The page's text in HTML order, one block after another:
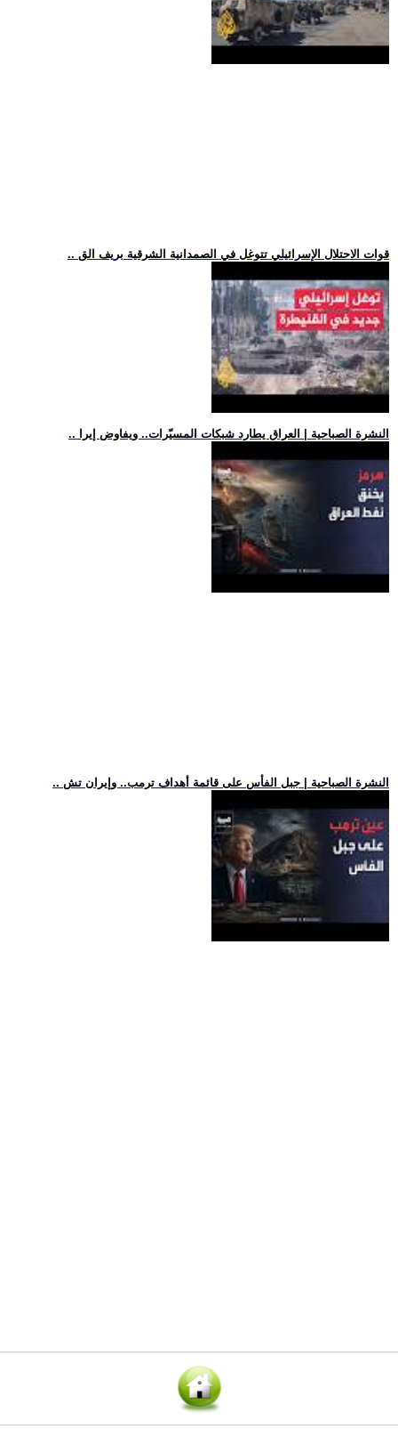
.. قوات الاحتلال الإسرائيلي تتوغل في الصمدانية الشرقية بريف الق
.. النشرة الصباحية | العراق يطارد شبكات المسيّرات.. ويفاوض إيرا
.. النشرة الصباحية | جبل الفأس على قائمة أهداف ترمب.. وإيران تش